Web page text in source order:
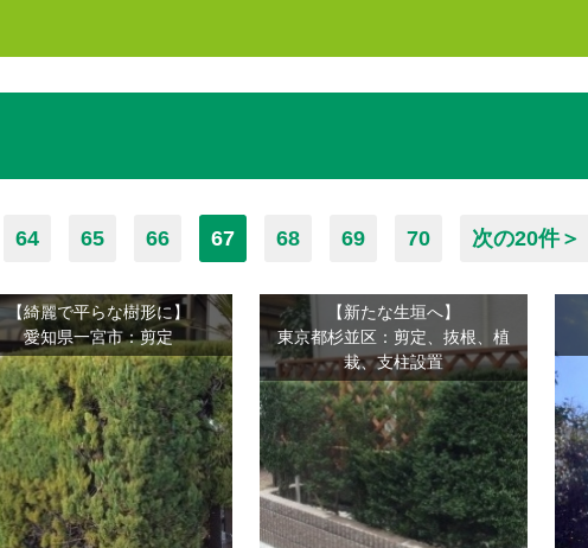
64 65 66 67 68 69 70 次の20件＞
【綺麗で平らな樹形に】
愛知県一宮市：剪定
【新たな生垣へ】
東京都杉並区：剪定、抜根、植
栽、支柱設置